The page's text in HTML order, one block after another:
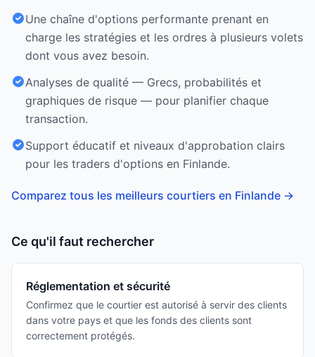
Une chaîne d'options performante prenant en
charge les stratégies et les ordres à plusieurs volets
dont vous avez besoin.
Analyses de qualité — Grecs, probabilités et
graphiques de risque — pour planifier chaque
transaction.
Support éducatif et niveaux d'approbation clairs
pour les traders d'options en Finlande.
Comparez tous les meilleurs courtiers en Finlande →
Ce qu'il faut rechercher
Réglementation et sécurité
Confirmez que le courtier est autorisé à servir des clients
dans votre pays et que les fonds des clients sont
correctement protégés.